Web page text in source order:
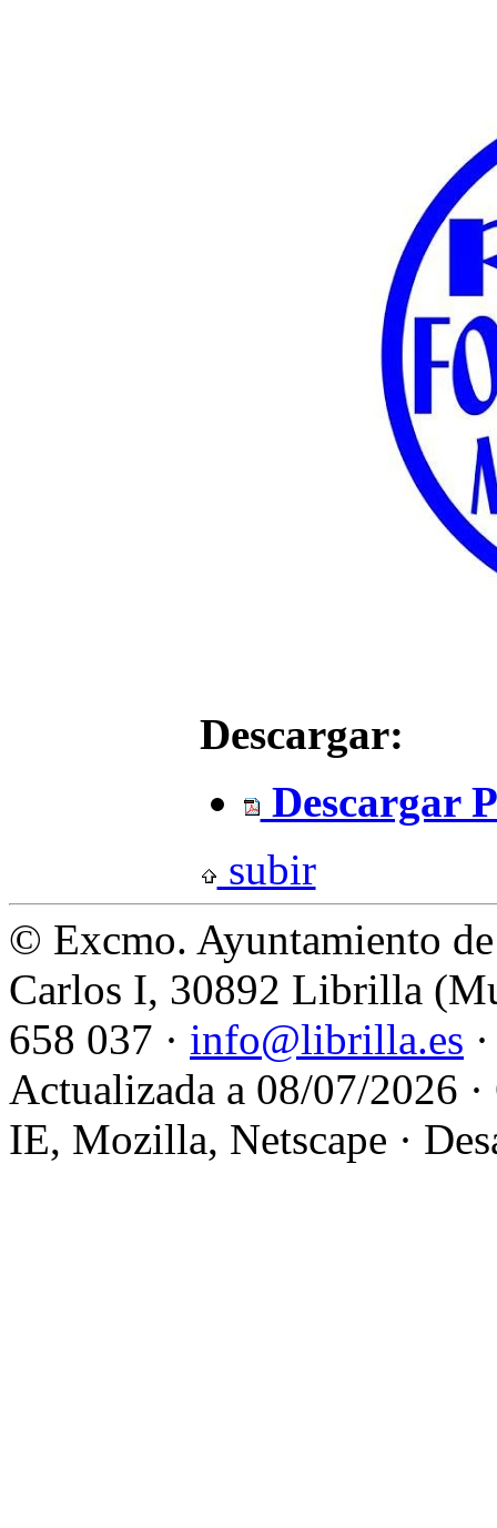
Descargar:
Descargar
subir
© Excmo. Ayuntamiento
Carlos I, 30892 Librilla
658 037 · info@librilla.es
Actualizada a 08/07/2026
IE, Mozilla, Netscape ·